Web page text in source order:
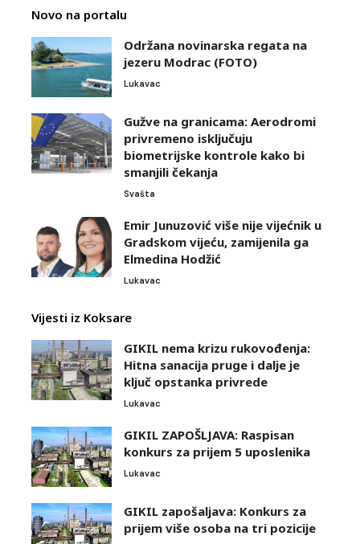
Novo na portalu
Održana novinarska regata na
jezeru Modrac (FOTO)
Lukavac
Gužve na granicama: Aerodromi
privremeno isključuju
biometrijske kontrole kako bi
smanjili čekanja
Svašta
Emir Junuzović više nije vijećnik u
Gradskom vijeću, zamijenila ga
Elmedina Hodžić
Lukavac
Vijesti iz Koksare
GIKIL nema krizu rukovođenja:
Hitna sanacija pruge i dalje je
ključ opstanka privrede
Lukavac
GIKIL ZAPOŠLJAVA: Raspisan
konkurs za prijem 5 uposlenika
Lukavac
GIKIL zapošaljava: Konkurs za
prijem više osoba na tri pozicije